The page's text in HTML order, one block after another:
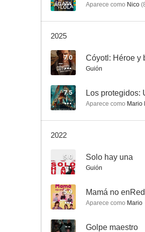
Zona hostil
7.2
7.0
Aparece como Nico (
2025
7.0 Cóyotl: Héroe y
Guión
7.5 Los protegidos:
Aparece como Mario
2022
5.0 Solo hay una
Guión
5.9 Mamá no
Aparece como Mario
-- Golpe maestro